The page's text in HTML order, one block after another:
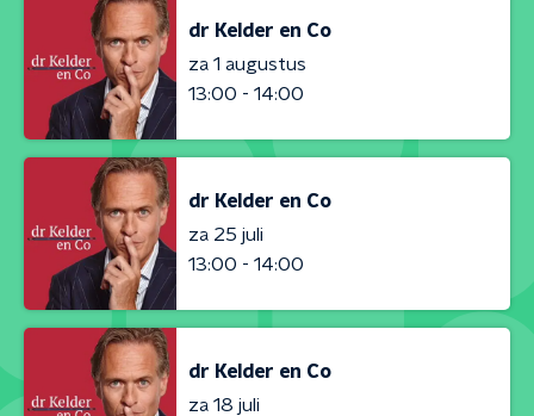
dr Kelder en Co
za 1 augustus
13:00 - 14:00
dr Kelder en Co
za 25 juli
13:00 - 14:00
dr Kelder en Co
za 18 juli